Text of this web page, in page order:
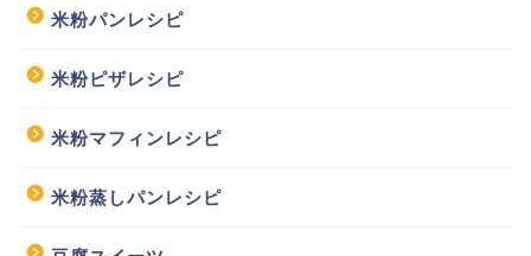
米粉パンレシピ
米粉ピザレシピ
米粉マフィンレシピ
米粉蒸しパンレシピ